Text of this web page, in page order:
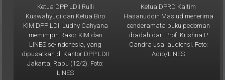
Ketua DPP LDII Rulli
Kuswahyudi dan Ketua Biro
KIM DPP LDII Ludhy Cahyana
memimpin Rakor KIM dan
LINES se-Indonesia, yang
dipusatkan di Kantor DPP LDII
Jakarta, Rabu (12/2). Foto:
LINES
Ketua DPRD Kaltim
Hasanuddin Mas'ud menerima
cenderamata buku pedoman
ibadah dari Prof. Krishna P
Candra usai audiensi. Foto:
Aqib/LINES